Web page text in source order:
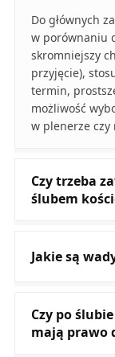
Do głównych
w porównaniu
skromniejszy
przyjęcie),
termin,
możliwość
w plenerze czy
Czy trzeba
ślubem
Jakie są
Czy po
mają prawo